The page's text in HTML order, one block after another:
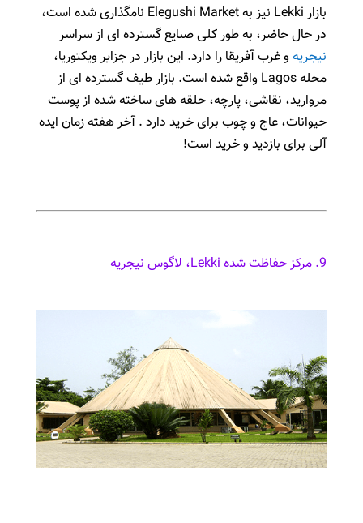
بازار Lekki نیز به Elegushi Market نامگذاری شده است،
در حال حاضر، به طور کلی صنایع گسترده ای از سراسر
نیجریهو غرب آفریقا را دارد. این بازار در جزایر ویکتوریا،
محله Lagos واقع شده است. بازار طیف گسترده ای از
مروارید، نقاشی، پارچه، حلقه های ساخته شده از پوست
حیوانات، عاج و چوب برای خرید دارد . آخر هفته زمان ایده
آلی برای بازدید و خرید است!
9. مرکز حفاظت شده Lekki، لاگوس نیجریه